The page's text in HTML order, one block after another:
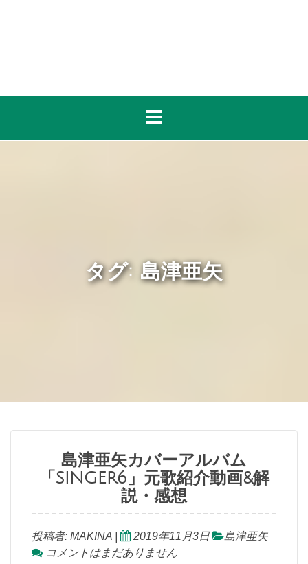
タグ: 島津亜矢
島津亜矢カバーアルバム
「SINGER6」元歌紹介動画&解
説・感想
投稿者: MAKINA 2019年11月3日
島津亜矢
コメントはまだありません